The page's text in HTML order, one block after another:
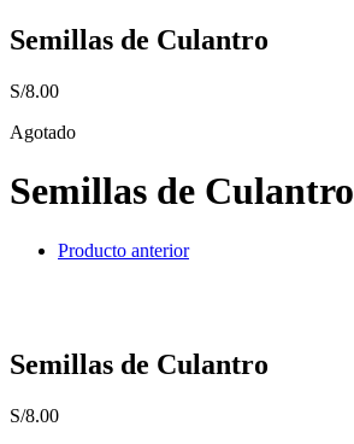
Semillas de Culantro
S/8.00
Agotado
Semillas de Culantro
Producto anterior
Semillas de Culantro
S/8.00